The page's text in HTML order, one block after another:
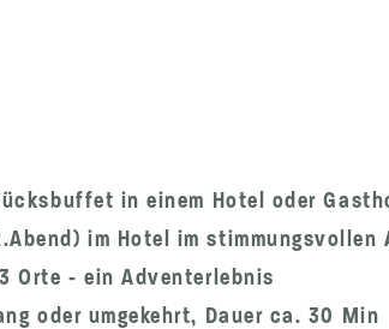
in einem Hotel oder
im Hotel im stimmungsvollen
Orte - ein Adventerlebnis
oder umgekehrt, Dauer ca. 30 Min